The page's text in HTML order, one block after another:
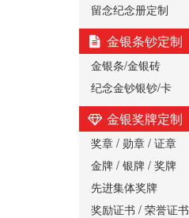
留念纪念册定制
金银条钞定制
金银条/金银砖
纪念金钞银钞/卡
金银奖牌定制
奖章 / 勋章 / 证章
金牌 / 银牌 / 奖牌
先进集体奖牌
奖励证书 / 荣誉证书